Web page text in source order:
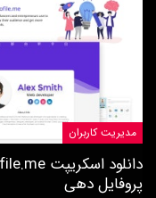
مدیریت کاربران
پروفایل دهی